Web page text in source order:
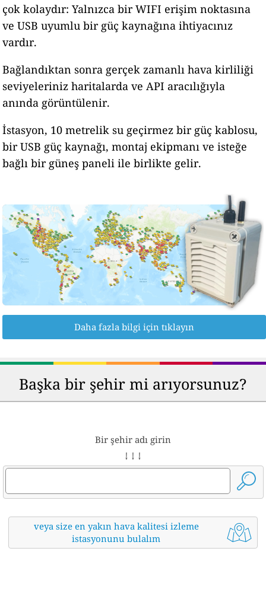
çok kolaydır: Yalnızca bir WIFI erişim noktasına
ve USB uyumlu bir güç kaynağına ihtiyacınız
vardır.
Bağlandıktan sonra gerçek zamanlı hava kirliliği
seviyeleriniz haritalarda ve API aracılığıyla
anında görüntülenir.
İstasyon, 10 metrelik su geçirmez bir güç kablosu,
bir USB güç kaynağı, montaj ekipmanı ve isteğe
bağlı bir güneş paneli ile birlikte gelir.
Daha fazla bilgi için tıklayın
Başka bir şehir mi arıyorsunuz?
Bir şehir adı girin
↓ ↓ ↓
veya size en yakın hava kalitesi izleme
istasyonunu bulalım